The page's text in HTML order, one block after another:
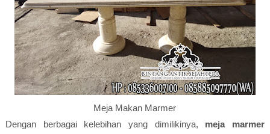
Meja Makan Marmer
Dengan berbagai kelebihan yang dimilikinya, meja marmer